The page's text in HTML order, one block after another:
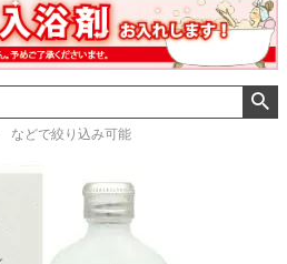
どで絞り込み可能